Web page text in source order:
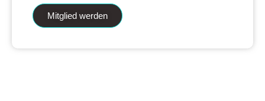
Mitglied werden